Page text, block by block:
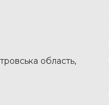
область,